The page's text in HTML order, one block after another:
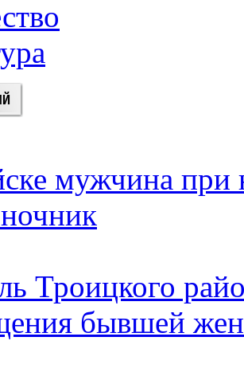
мужчина при
Троицкого
бывшей